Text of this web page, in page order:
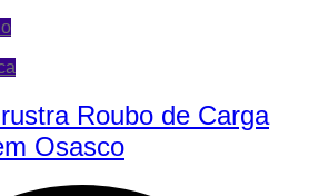
Roubo de Carga
Osasco